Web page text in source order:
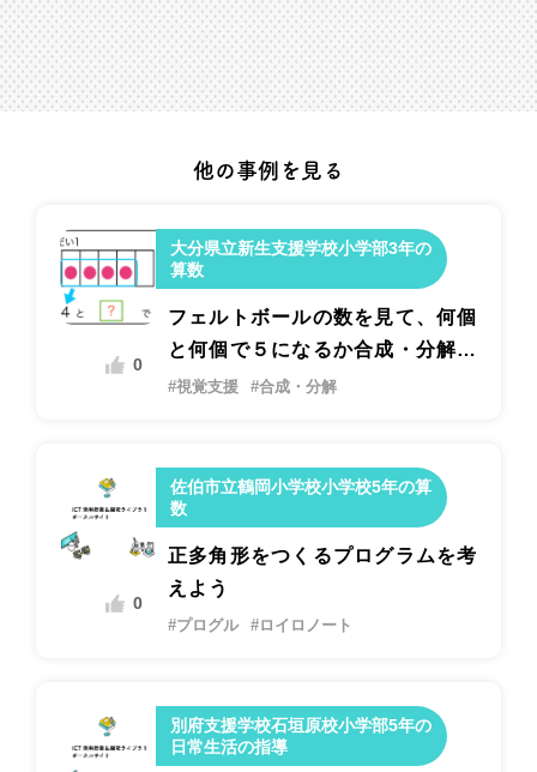
他の事例を見る
大分県立新生支援学校小学部3年の
算数
0
フェルトボールの数を見て、何個
と何個で５になるか合成・分解の
表し方で答える学習
#視覚支援 #合成・分解
佐伯市立鶴岡小学校小学校5年の算
数
0
正多角形をつくるプログラムを考
えよう
#プログル #ロイロノート
別府支援学校石垣原校小学部5年の
日常生活の指導